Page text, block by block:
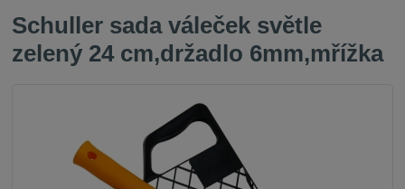
Schuller sada váleček světle
zelený 24 cm,držadlo 6mm,mřížka